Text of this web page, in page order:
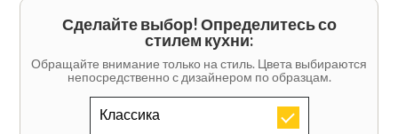
Сделайте выбор! Определитесь со
стилем кухни:
Обращайте внимание только на стиль. Цвета выбираются
непосредственно с дизайнером по образцам.
Классика